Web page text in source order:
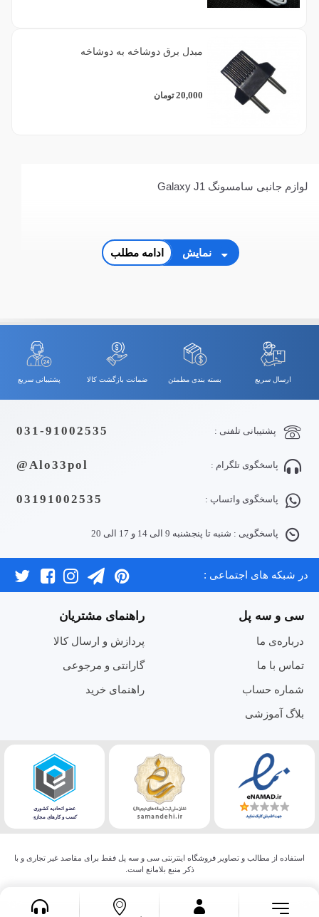
مبدل برق دوشاخه به دوشاخه
20,000 تومان
لوازم جانبی سامسونگ Galaxy J1
نمایش ادامه مطلب
ارسال سریع بسته بندی مطمئن ضمانت بازگشت کالا پشتیبانی سریع
پشتیبانی تلفنی : 031-91002535
پاسخگوی تلگرام : Alo33pol@
پاسخگوی واتساپ : 03191002535
پاسخگویی : شنبه تا پنجشنبه 9 الی 14 و 17 الی 20
در شبکه های اجتماعی :
سی و سه پل
درباره‌ی ما
تماس با ما
شماره حساب
بلاگ آموزشی
راهنمای مشتریان
پردازش و ارسال کالا
گارانتی و مرجوعی
راهنمای خرید
استفاده از مطالب و تصاویر فروشگاه اینترنتی سی و سه پل فقط برای مقاصد غیر تجاری و با
ذکر منبع بلامانع است.